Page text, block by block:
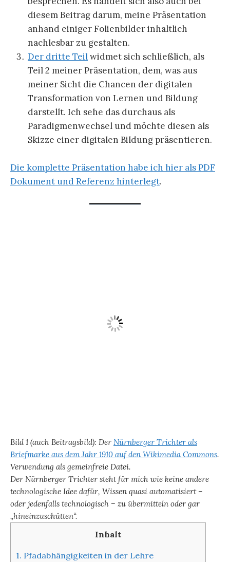
diesem Beitrag darum, meine Präsentation
anhand einiger Folienbilder inhaltlich
nachlesbar zu gestalten.
Der dritte Teilwidmet sich schließlich, als
Teil 2 meiner Präsentation, dem, was aus
meiner Sicht die Chancen der digitalen
Transformation von Lernen und Bildung
darstellt. Ich sehe das durchaus als
Paradigmenwechsel und möchte diesen als
Skizze einer digitalen Bildung präsentieren.
Die komplette Präsentation habe ich hier als PDF
Dokument und Referenz hinterlegt.
Bild 1 (auch Beitragsbild): Der Nürnberger Trichter als
Briefmarke aus dem Jahr 1910 auf den Wikimedia Commons.
Verwendung als gemeinfreie Datei.
Der Nürnberger Trichter steht für mich wie keine andere
technologische Idee dafür, Wissen quasi automatisiert –
oder jedenfalls technologisch – zu übermitteln oder gar
„hineinzuschütten“.
Inhalt
1. Pfadabhängigkeiten in der Lehre